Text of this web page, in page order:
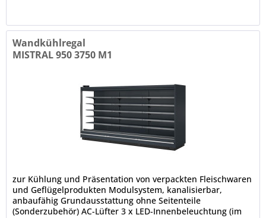
Wandkühlregal
MISTRAL 950 3750 M1
zur Kühlung und Präsentation von verpackten Fleischwaren
und Geflügelprodukten Modulsystem, kanalisierbar,
anbaufähig Grundausstattung ohne Seitenteile
(Sonderzubehör) AC-Lüfter 3 x LED-Innenbeleuchtung (im